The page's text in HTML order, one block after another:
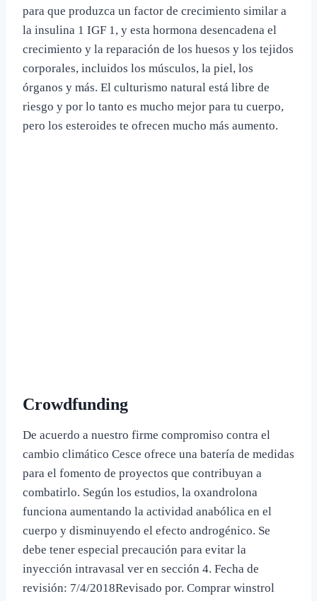
para que produzca un factor de crecimiento similar a
la insulina 1 IGF 1, y esta hormona desencadena el
crecimiento y la reparación de los huesos y los tejidos
corporales, incluidos los músculos, la piel, los
órganos y más. El culturismo natural está libre de
riesgo y por lo tanto es mucho mejor para tu cuerpo,
pero los esteroides te ofrecen mucho más aumento.
Crowdfunding
De acuerdo a nuestro firme compromiso contra el
cambio climático Cesce ofrece una batería de medidas
para el fomento de proyectos que contribuyan a
combatirlo. Según los estudios, la oxandrolona
funciona aumentando la actividad anabólica en el
cuerpo y disminuyendo el efecto androgénico. Se
debe tener especial precaución para evitar la
inyección intravasal ver en sección 4. Fecha de
revisión: 7/4/2018Revisado por. Comprar winstrol